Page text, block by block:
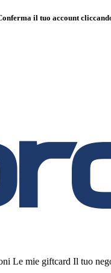
il tuo account
Le mie giftcard Il tuo